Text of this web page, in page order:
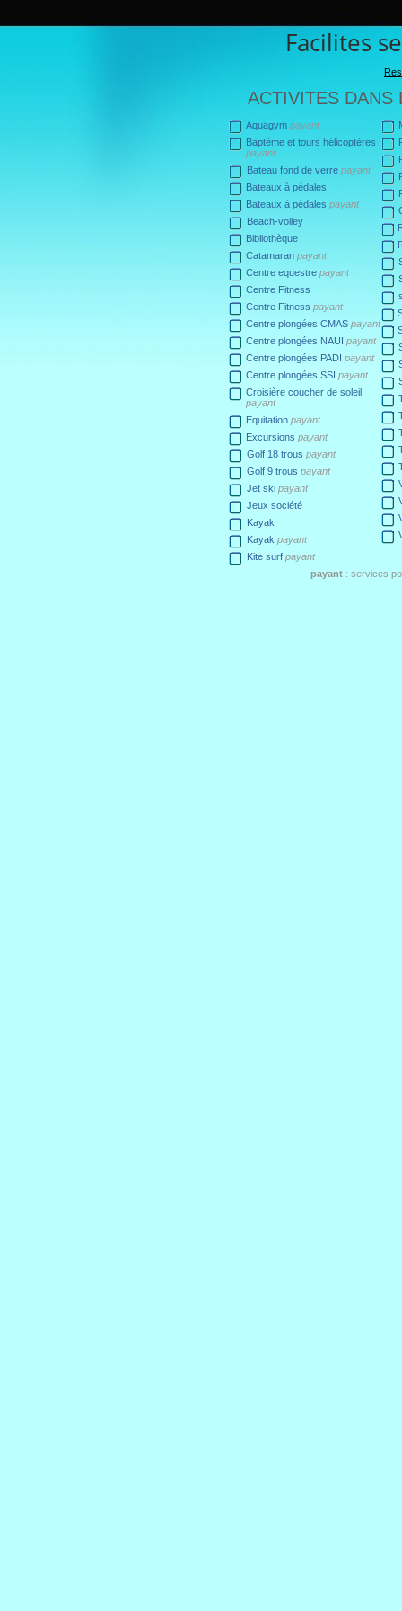
Facilites
ACTIVITES DANS
Aquagym payant
Baptème et tours hélicoptères
payant
Bateau fond de verre payant
Bateaux à pédales
Bateaux à pédales payant
Beach-volley
Bibliothèque
Catamaran payant
Centre equestre payant
Centre Fitness
Centre Fitness payant
Centre plongées CMAS payant
Centre plongées NAUI payant
Centre plongées PADI payant
Centre plongées SSI payant
Croisière coucher de soleil
payant
Equitation payant
Excursions payant
Golf 18 trous payant
Golf 9 trous payant
Jet ski payant
Jeux société
Kayak
Kayak payant
Kite surf payant
payant : services